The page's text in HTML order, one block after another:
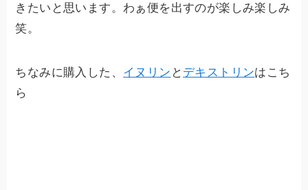
きたいと思います。わぁ便を出すのが楽しみ楽しみ
笑。
ちなみに購入した、 イヌリン と デキストリンはこち
ら